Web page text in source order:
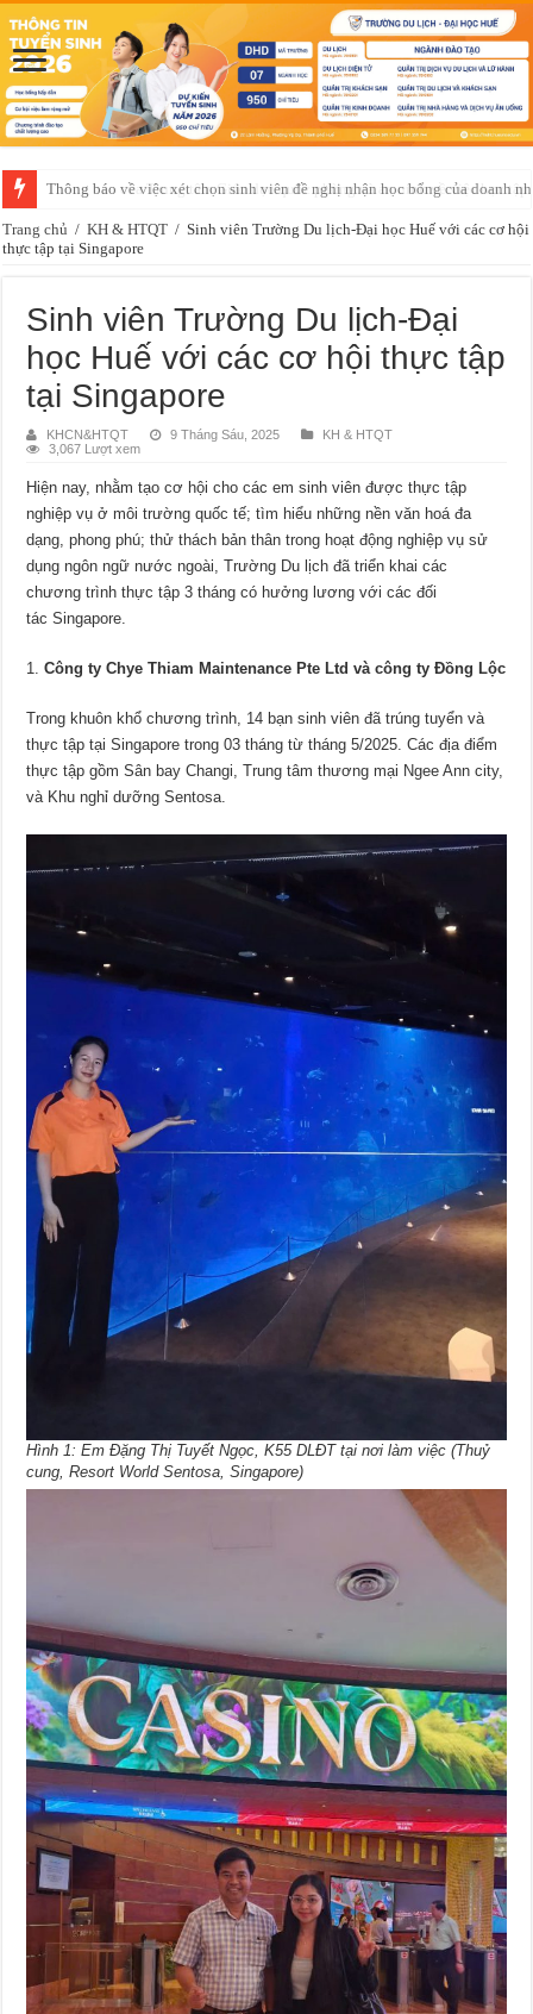
Thông báo của Trung tâm Giáo dục quốc phòng và an ninh về việc học
Trang chủ / KH & HTQT / Sinh viên Trường Du lịch-Đại học Huế với các cơ hội
thực tập tại Singapore
Sinh viên Trường Du lịch-Đại
học Huế với các cơ hội thực tập
tại Singapore
KHCN&HTQT 9 Tháng Sáu, 2025
KH & HTQT
3,067 Lượt xem
Hiện nay, nhằm tạo cơ hội cho các em sinh viên được thực tập
nghiệp vụ ở môi trường quốc tế; tìm hiểu những nền văn hoá đa
dạng, phong phú; thử thách bản thân trong hoạt động nghiệp vụ sử
dụng ngôn ngữ nước ngoài, Trường Du lịch đã triển khai các
chương trình thực tập 3 tháng có hưởng lương với các đối
tác Singapore.
Công ty Chye Thiam Maintenance Pte Ltd và công ty Đồng Lộc
Trong khuôn khổ chương trình, 14 bạn sinh viên đã trúng tuyển và
thực tập tại Singapore trong 03 tháng từ tháng 5/2025. Các địa điểm
thực tập gồm Sân bay Changi, Trung tâm thương mại Ngee Ann city,
và Khu nghỉ dưỡng Sentosa.
Hình 1: Em Đặng Thị Tuyết Ngọc, K55 DLĐT tại nơi làm việc (Thuỷ
cung, Resort World Sentosa, Singapore)